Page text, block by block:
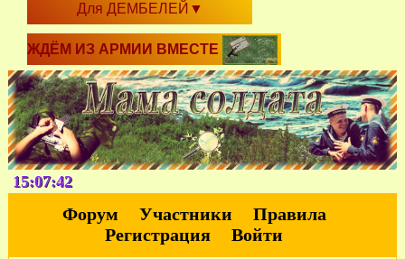
Для ДЕМБЕЛЕЙ ▼
ЖДЁМ ИЗ АРМИИ ВМЕСТЕ
15:07:43
Форум Участники
Правила
Регистрация
Войти